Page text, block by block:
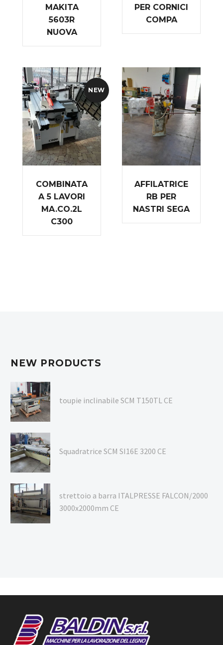
MAKITA
5603R
NUOVA
PER CORNICI
COMPA
NEW
COMBINATA
A 5 LAVORI
MA.CO.2L
C300
AFFILATRICE
RB PER
NASTRI SEGA
NEW PRODUCTS
toupie inclinabile SCM T150TL CE
Squadratrice SCM SI16E 3200 CE
strettoio a barra ITALPRESSE FALCON/2000
3000x2000mm CE